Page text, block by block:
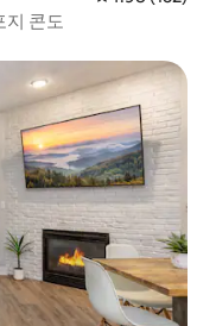
지 콘도